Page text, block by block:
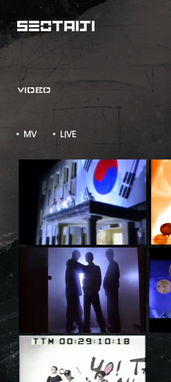
VIDEO
• MV • LIVE